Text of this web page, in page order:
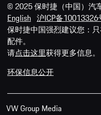
© 2025 保时捷（中国）汽
English 沪ICP备10013326
保时捷中国强烈建议您：
配件。
请点击这里获得更多信息。
环保信息公开
VW Group Media